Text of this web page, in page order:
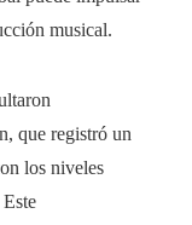
musical.
que registró un
los niveles